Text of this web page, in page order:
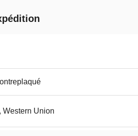
Western Union